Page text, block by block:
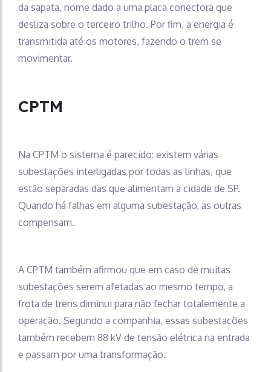
da sapata, nome dado a uma placa conectora que
desliza sobre o terceiro trilho. Por fim, a energia é
transmitida até os motores, fazendo o trem se
movimentar.
CPTM
Na CPTM o sistema é parecido: existem várias
subestações interligadas por todas as linhas, que
estão separadas das que alimentam a cidade de SP.
Quando há falhas em alguma subestação, as outras
compensam.
A CPTM também afirmou que em caso de muitas
subestações serem afetadas ao mesmo tempo, a
frota de trens diminui para não fechar totalemente a
operação. Segundo a companhia, essas subestações
também recebem 88 kV de tensão elétrica na entrada
e passam por uma transformação.